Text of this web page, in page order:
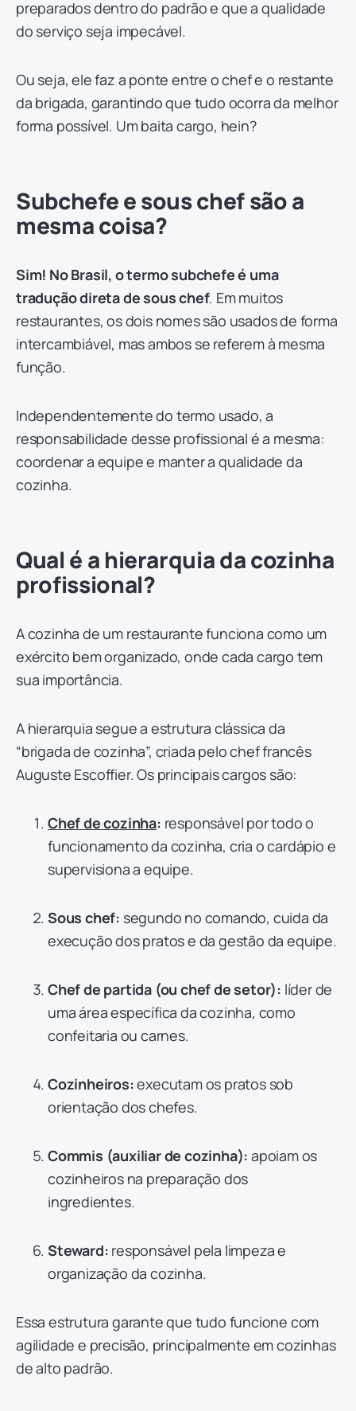
preparados dentro do padrão e que a qualidade
do serviço seja impecável.
Ou seja, ele faz a ponte entre o chef e o restante
da brigada, garantindo que tudo ocorra da melhor
forma possível. Um baita cargo, hein?
Subchefe e sous chef são a
mesma coisa?
Sim! No Brasil, o termo subchefe é uma
tradução direta de souschef. Em muitos
restaurantes, os dois nomes são usados de forma
intercambiável, mas ambos se referem à mesma
função.
Independentemente do termo usado, a
responsabilidade desse profissional é a mesma:
coordenar a equipe e manter a qualidade da
cozinha.
Qual é a hierarquia da cozinha
profissional?
A cozinha de um restaurante funciona como um
exército bem organizado, onde cada cargo tem
sua importância.
A hierarquia segue a estrutura clássica da
“brigada de cozinha”, criada pelo chef francês
Auguste Escoffier. Os principais cargos são:
Chef de cozinha: responsável por todo o
funcionamento da cozinha, cria o cardápio e
supervisiona a equipe.
Sous chef: segundo no comando, cuida da
execução dos pratos e da gestão da equipe.
Chef de partida (ou chef de setor): líder de
uma área específica da cozinha, como
confeitaria ou carnes.
Cozinheiros:executam os pratos sob
orientação dos chefes.
Commis (auxiliar de cozinha): apoiam os
cozinheiros na preparação dos
ingredientes.
Steward: responsável pela limpeza e
organização da cozinha.
Essa estrutura garante que tudo funcione com
agilidade e precisão, principalmente em cozinhas
de alto padrão.